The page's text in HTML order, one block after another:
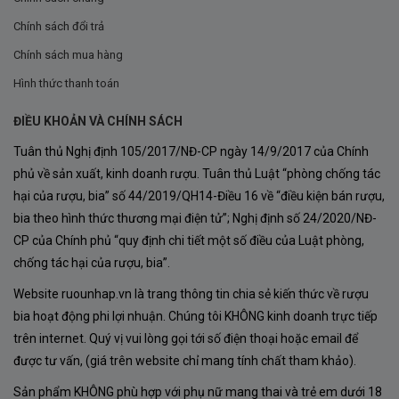
lập cũng thuộc phân hạng Grand Cru Classé. Việc hợp
nhất này không chỉ mở rộng quy mô mà còn tạo ra sự
đồng bộ trong chất lượng và phong cách rượu vang. Từ
nhất dưới nhãn hiệu Château Grand Corbin
nâng tầm thương hiệu trên thị trường quốc tế.
“Les Charmes de Grand Corbin” – Rượu thứ hai
nhưng không kém phần đẳng cấp
Trong danh mục sản phẩm của điền trang,
(second wine) – nghĩa là nó được làm từ những lô nho
không được chọn cho dòng rượu chính (Grand Vin),
nhưng vẫn đảm bảo các tiêu chuẩn cao về chất lượng.
Đây là một chiến lược phổ biến của các château danh
Chính sách đổi trả
Chính sách mua hàng
Hình thức thanh toán
ĐIỀU KHOẢN VÀ CHÍNH SÁCH
Tuân thủ Nghị định 105/2017/NĐ-CP ngày 14/9/2017 của Chính
phủ về sản xuất, kinh doanh rượu. Tuân thủ Luật “phòng chống tác
hại của rượu, bia” số 44/2019/QH14-Điều 16 về “điều kiện bán rượu,
bia theo hình thức thương mại điện tử”; Nghị định số 24/2020/NĐ-
CP của Chính phủ “quy định chi tiết một số điều của Luật phòng,
chống tác hại của rượu, bia”.
Website ruounhap.vn là trang thông tin chia sẻ kiến thức về rượu
bia hoạt động phi lợi nhuận. Chúng tôi KHÔNG kinh doanh trực tiếp
trên internet. Quý vị vui lòng gọi tới số điện thoại hoặc email để
được tư vấn, (giá trên website chỉ mang tính chất tham khảo).
Sản phẩm KHÔNG phù hợp với phụ nữ mang thai và trẻ em dưới 18